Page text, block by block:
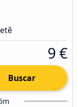
9 €
Buscar